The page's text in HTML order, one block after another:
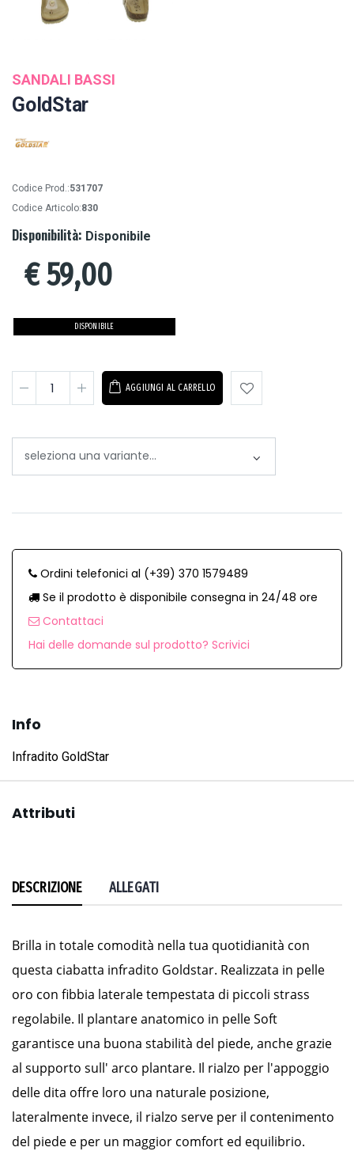
SANDALI BASSI
GoldStar
Codice Prod.:531707
Codice Articolo:830
Disponibilità: Disponibile
€59,00
DISPONIBILE
AGGIUNGI AL CARRELLO
Ordini telefonici al (+39) 370 1579489
Se il prodotto è disponibile consegna in 24/48 ore
Contattaci
Hai delle domande sul prodotto? Scrivici
Info
Infradito GoldStar
Attributi
DESCRIZIONE ALLEGATI
Brilla in totale comodità nella tua quotidianità con
questa ciabatta infradito Goldstar. Realizzata in pelle
oro con fibbia laterale tempestata di piccoli strass
regolabile. Il plantare anatomico in pelle Soft
garantisce una buona stabilità del piede, anche grazie
al supporto sull' arco plantare. Il rialzo per l'appoggio
delle dita offre loro una naturale posizione,
lateralmente invece, il rialzo serve per il contenimento
del piede e per un maggior comfort ed equilibrio.